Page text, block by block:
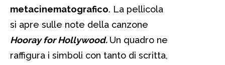
metacinematografico. La pellicola
si apre sulle note della canzone
Hooray for Hollywood. Un quadro ne
raffigura i simboli con tanto di scritta,